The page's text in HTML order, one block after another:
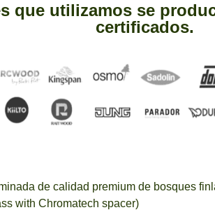
que utilizamos se
certificados.
de calidad premium de bosques
with Chromatech spacer)